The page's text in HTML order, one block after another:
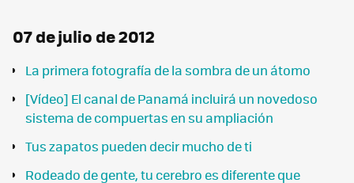
07 de julio de 2012
La primera fotografía de la sombra de un átomo
[Vídeo] El canal de Panamá incluirá un novedoso
sistema de compuertas en su ampliación
Tus zapatos pueden decir mucho de ti
Rodeado de gente, tu cerebro es diferente que